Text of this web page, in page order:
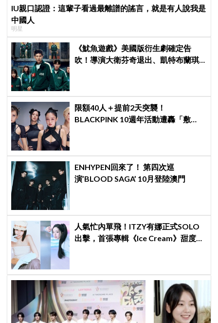
IU親口認證：這輩子看過最離譜的謠言，就是有人說我是
中國人
明星
《魷魚遊戲》美國版衍生劇確定告
吹！導演大衛芬奇退出、凱特布蘭琪
限額40人＋提前2天突襲！
BLACKPINK 10週年活動遭轟「敷
ENHYPEN回來了！ 第四次巡
演’BLOOD SAGA’ 10月登陸澳門
人氣忙內單飛！ITZY有娜正式SOLO
出擊，首張專輯《Ice Cream》甜度爆